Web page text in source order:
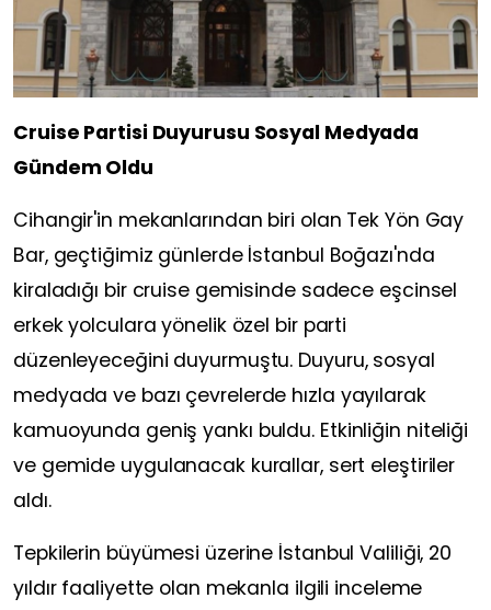
Cruise Partisi Duyurusu Sosyal Medyada
Gündem Oldu
Cihangir'in mekanlarından biri olan Tek Yön Gay
Bar, geçtiğimiz günlerde İstanbul Boğazı'nda
kiraladığı bir cruise gemisinde sadece eşcinsel
erkek yolculara yönelik özel bir parti
düzenleyeceğini duyurmuştu. Duyuru, sosyal
medyada ve bazı çevrelerde hızla yayılarak
kamuoyunda geniş yankı buldu. Etkinliğin niteliği
ve gemide uygulanacak kurallar, sert eleştiriler
aldı.
Tepkilerin büyümesi üzerine İstanbul Valiliği, 20
yıldır faaliyette olan mekanla ilgili inceleme